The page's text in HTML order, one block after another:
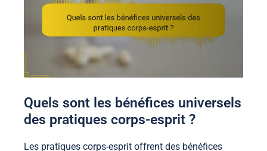
Quels sont les bénéfices universels
des pratiques corps-esprit ?
Les pratiques corps-esprit offrent des bénéfices